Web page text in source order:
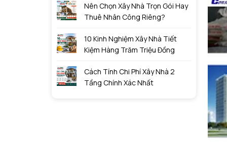
Nên Chọn Xây Nhà Trọn Gói Hay
Thuê Nhân Công Riêng?
10 Kinh Nghiệm Xây Nhà Tiết
Kiệm Hàng Trăm Triệu Đồng
Cách Tính Chi Phí Xây Nhà 2
Tầng Chính Xác Nhất